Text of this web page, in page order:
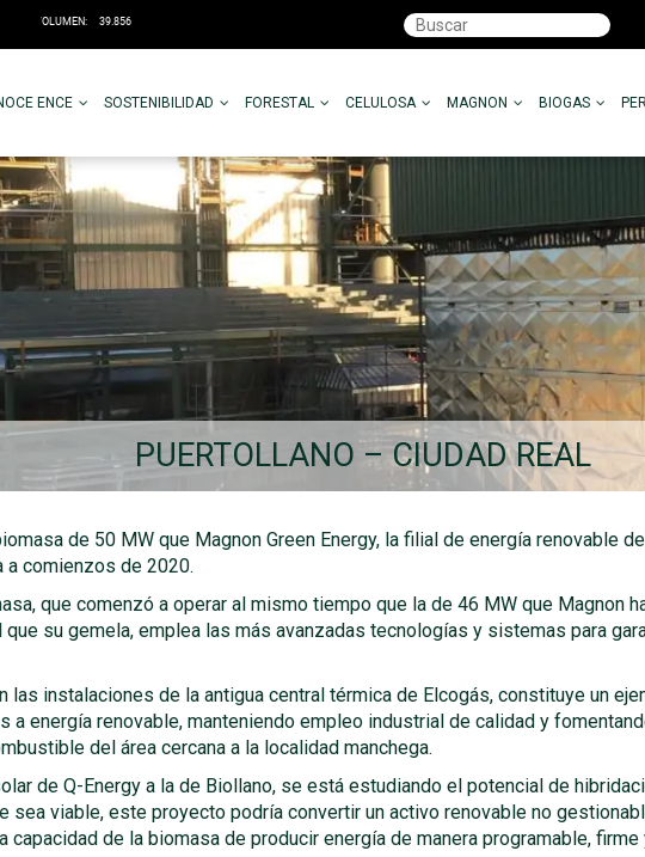
ENCE SOSTENIBILIDAD FORESTAL CELULOSA MAGNON BIOGAS
PUERTOLLANO – CIUDAD REAL
de 50 MW que Magnon Green Energy, la filial de energía renovable
a comienzos de 2020.
que comenzó a operar al mismo tiempo que la de 46 MW que Magnon
que su gemela, emplea las más avanzadas tecnologías y sistemas para
las instalaciones de la antigua central térmica de Elcogás, constituye un
energía renovable, manteniendo empleo industrial de calidad y
del área cercana a la localidad manchega.
de Q-Energy a la de Biollano, se está estudiando el potencial de
sea viable, este proyecto podría convertir un activo renovable no
de la biomasa de producir energía de manera programable,